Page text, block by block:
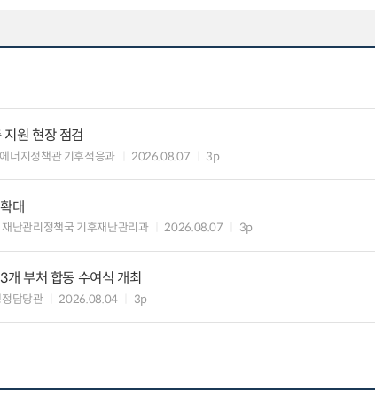
원 현장 점검
너지정책관 기후적응과 2026.08.07 3p
대
난관리정책국 기후재난관리과 2026.08.07 3p
개 부처 합동 수여식 개최
담당관 2026.08.04 3p